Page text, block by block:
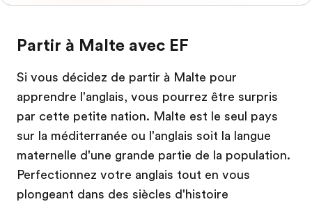
Partir à Malte avec EF
Si vous décidez de partir à Malte pour
apprendre l'anglais, vous pourrez être surpris
par cette petite nation. Malte est le seul pays
sur la méditerranée ou l'anglais soit la langue
maternelle d'une grande partie de la population.
Perfectionnez votre anglais tout en vous
plongeant dans des siècles d'histoire